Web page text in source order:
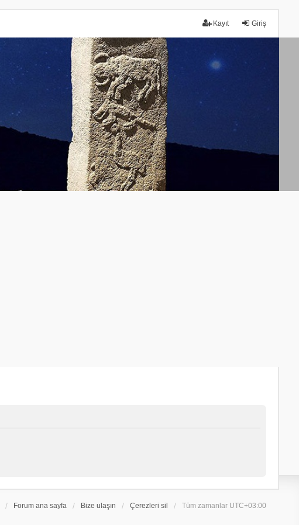
Giriş
Kayıt
Forum ana sayfa Bize ulaşın Çerezleri sil Tüm zamanlar UTC+03:00